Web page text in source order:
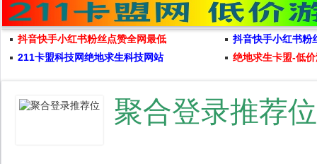
抖音快手小红书粉丝点赞全网最低
抖音快手小红书粉
211卡盟科技网绝地求生科技网站
绝地求生卡盟-低
聚合登录推荐位